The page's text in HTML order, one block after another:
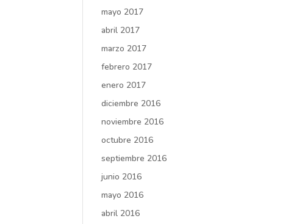
mayo 2017
abril 2017
marzo 2017
febrero 2017
enero 2017
diciembre 2016
noviembre 2016
octubre 2016
septiembre 2016
junio 2016
mayo 2016
abril 2016